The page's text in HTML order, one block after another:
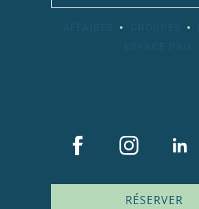
RÉSERVER